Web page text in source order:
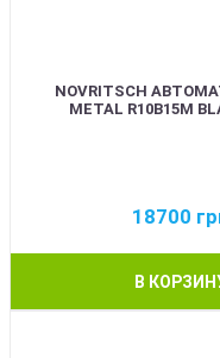
NOVRITSCH
METAL R10B15M
18700
В